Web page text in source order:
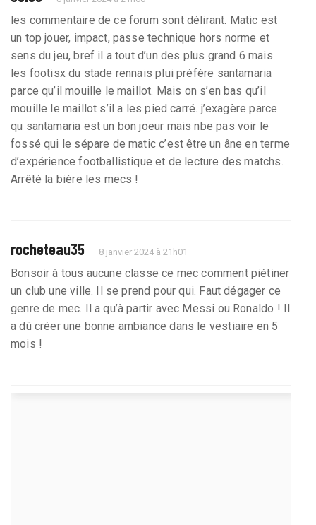
les commentaire de ce forum sont délirant. Matic est
un top jouer, impact, passe technique hors norme et
sens du jeu, bref il a tout d’un des plus grand 6 mais
les footisx du stade rennais plui préfère santamaria
parce qu’il mouille le maillot. Mais on s’en bas qu’il
mouille le maillot s’il a les pied carré. j’exagère parce
qu santamaria est un bon joeur mais nbe pas voir le
fossé qui le sépare de matic c’est être un âne en terme
d’expérience footballistique et de lecture des matchs.
Arrêté la bière les mecs !
rocheteau35 8 janvier 2024 à 21h01
Bonsoir à tous aucune classe ce mec comment piétiner
un club une ville. Il se prend pour qui. Faut dégager ce
genre de mec. Il a qu’à partir avec Messi ou Ronaldo ! Il
a dû créer une bonne ambiance dans le vestiaire en 5
mois !